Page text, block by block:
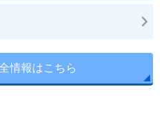
情報はこちら